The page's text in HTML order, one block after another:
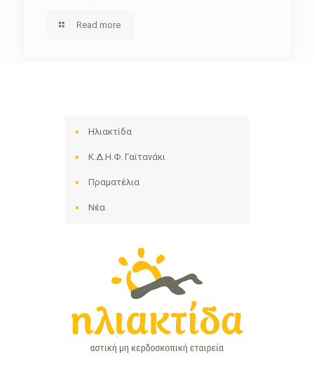
Read more
Ηλιακτίδα
Κ.Δ.Η.Φ. Γαϊτανάκι
Πραματέλια
Νέα